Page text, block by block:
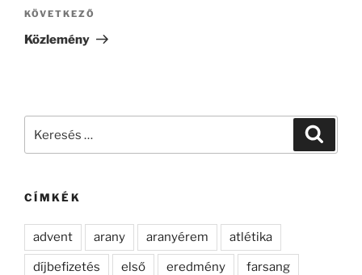
Következő
bejegyzés
KÖVETKEZŐ
Közlemény
CÍMKÉK
advent arany aranyérem atlétika
díjbefizetés első eredmény farsang